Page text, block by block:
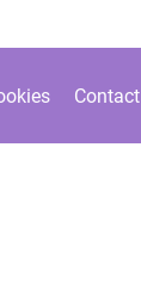
Contact